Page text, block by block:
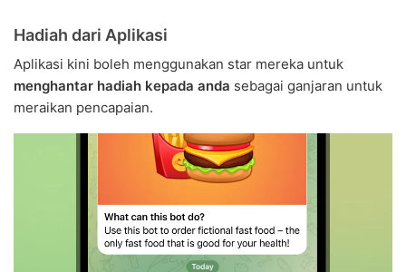
Hadiah dari Aplikasi
Aplikasi kini boleh menggunakan star mereka untuk
menghantar hadiah kepada anda sebagai ganjaran untuk
meraikan pencapaian.